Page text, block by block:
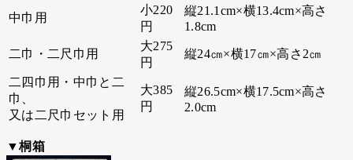
中巾用
小220
円
縦21.1cm×横13.4cm×高さ
1.8cm
二巾・二尺巾用
大275
円
縦24㎝×横17㎝×高さ2㎝
二四巾用・中巾と二
巾、
又は二尺巾セット用
大385
円
縦26.5cm×横17.5cm×高さ
2.0cm
▼桐箱